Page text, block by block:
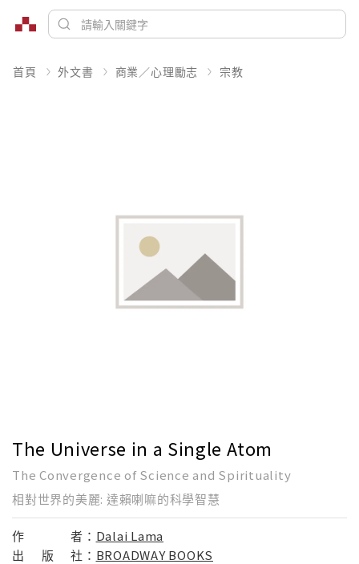
首頁 外文書 商業／心理勵志 宗教
The Universe in a Single Atom
The Convergence of Science and Spirituality
相對世界的美麗: 達賴喇嘛的科學智慧
作 者： Dalai Lama
出
版 社： BROADWAY BOOKS